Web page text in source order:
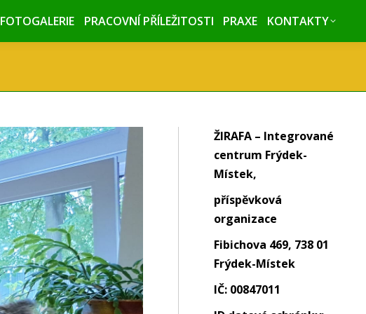
FOTOGALERIE PRACOVNÍ PŘÍLEŽITOSTI PRAXE KONTAKTY
ŽIRAFA – Integrované
centrum Frýdek-
Místek,
příspěvková
organizace
Fibichova 469, 738 01
Frýdek-Místek
IČ: 00847011
FOTOGALERIE PRACOVNÍ PŘÍLEŽITOSTI PRAXE KONTAKTY